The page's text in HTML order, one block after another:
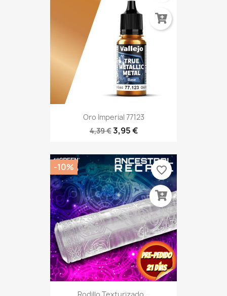
Oro Imperial 77123
4,39 €3,95 €
-10% favorite_border